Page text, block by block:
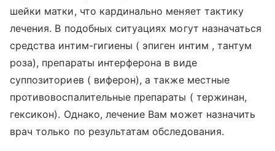
шейки матки, что кардинально меняет тактику
лечения. В подобных ситуациях могут назначаться
средства интим-гигиены ( эпиген интим , тантум
роза), препараты интерферона в виде
суппозиториев ( виферон), а также местные
противовоспалительные препараты ( тержинан,
гексикон). Однако, лечение Вам может назначить
врач только по результатам обследования.